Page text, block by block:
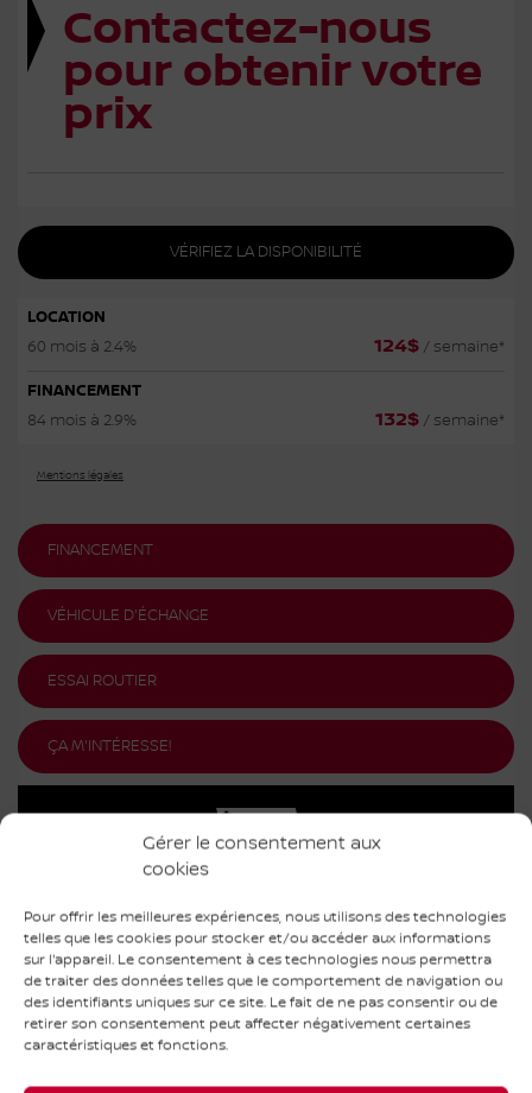
Gérer le consentement aux
cookies
Pour offrir les meilleures expériences, nous utilisons des technologies
telles que les cookies pour stocker et/ou accéder aux informations
sur l'appareil. Le consentement à ces technologies nous permettra
de traiter des données telles que le comportement de navigation ou
des identifiants uniques sur ce site. Le fait de ne pas consentir ou de
retirer son consentement peut affecter négativement certaines
caractéristiques et fonctions.
Contactez-nous
pour obtenir votre
prix
VÉRIFIEZ LA DISPONIBILITÉ
LOCATION
60 mois à 2.4%
124$ / semaine*
FINANCEMENT
84 mois à 2.9%
132$ / semaine*
Mentions légales
FINANCEMENT
VÉHICULE D'ÉCHANGE
ESSAI ROUTIER
ÇA M'INTÉRESSE!
ESTIMATION GRATUITE ET IMMÉDIATE !
COMMENCER